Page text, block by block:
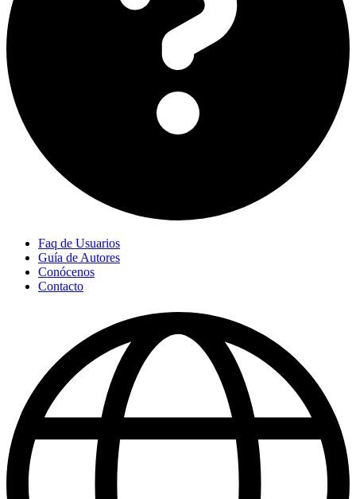
Faq de Usuarios
Guía de Autores
Conócenos
Contacto